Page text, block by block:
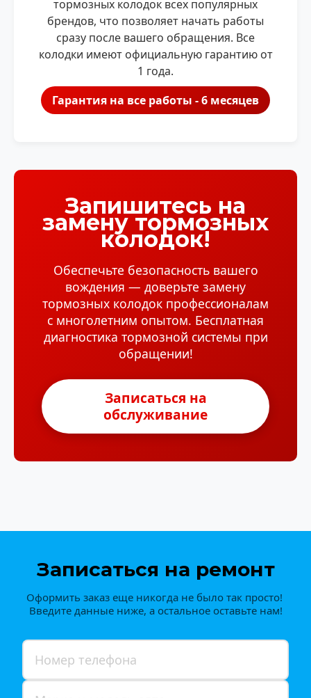
тормозных колодок всех популярных
брендов, что позволяет начать работы
сразу после вашего обращения. Все
колодки имеют официальную гарантию от
1 года.
Гарантия на все работы - 6 месяцев
Запишитесь на
замену тормозных
колодок!
Обеспечьте безопасность вашего
вождения — доверьте замену
тормозных колодок профессионалам
с многолетним опытом. Бесплатная
диагностика тормозной системы при
обращении!
Записаться на
обслуживание
Записаться на ремонт
Оформить заказ еще никогда не было так просто!
Введите данные ниже, а остальное оставьте нам!